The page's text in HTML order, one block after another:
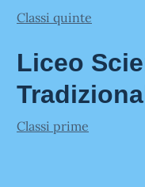
Classi quinte
Liceo
Classi prime